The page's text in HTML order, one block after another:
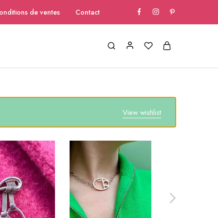
de ventes Contact
View wishlist